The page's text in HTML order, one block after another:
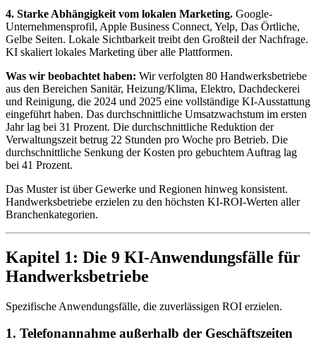
4. Starke Abhängigkeit vom lokalen Marketing. Google-
Unternehmensprofil, Apple Business Connect, Yelp, Das Örtliche,
Gelbe Seiten. Lokale Sichtbarkeit treibt den Großteil der Nachfrage.
KI skaliert lokales Marketing über alle Plattformen.
Was wir beobachtet haben: Wir verfolgten 80 Handwerksbetriebe
aus den Bereichen Sanitär, Heizung/Klima, Elektro, Dachdeckerei
und Reinigung, die 2024 und 2025 eine vollständige KI-Ausstattung
eingeführt haben. Das durchschnittliche Umsatzwachstum im ersten
Jahr lag bei 31 Prozent. Die durchschnittliche Reduktion der
Verwaltungszeit betrug 22 Stunden pro Woche pro Betrieb. Die
durchschnittliche Senkung der Kosten pro gebuchtem Auftrag lag
bei 41 Prozent.
Das Muster ist über Gewerke und Regionen hinweg konsistent.
Handwerksbetriebe erzielen zu den höchsten KI-ROI-Werten aller
Branchenkategorien.
Kapitel 1: Die 9 KI-Anwendungsfälle für
Handwerksbetriebe
Spezifische Anwendungsfälle, die zuverlässigen ROI erzielen.
1. Telefonannahme außerhalb der Geschäftszeiten